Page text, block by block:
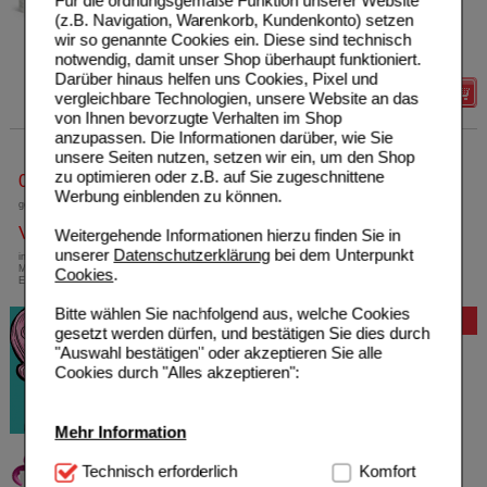
(z.B. Navigation, Warenkorb, Kundenkonto) setzen
wir so genannte Cookies ein. Diese sind technisch
notwendig, damit unser Shop überhaupt funktioniert.
Darüber hinaus helfen uns Cookies, Pixel und
vergleichbare Technologien, unsere Website an das
von Ihnen bevorzugte Verhalten im Shop
anzupassen. Die Informationen darüber, wie Sie
unsere Seiten nutzen, setzen wir ein, um den Shop
zu optimieren oder z.B. auf Sie zugeschnittene
Werbung einblenden zu können.
Weitergehende Informationen hierzu finden Sie in
unserer Datenschutzerklärungbei dem Unterpunkt
Cookies.
Bitte wählen Sie nachfolgend aus, welche Cookies
gesetzt werden dürfen, und bestätigen Sie dies durch
"Auswahl bestätigen" oder akzeptieren Sie alle
Cookies durch "Alles akzeptieren":
Mehr Information
Technisch Notwendig:Hierbei handelt es sich um
Technisch erforderlich Komfort
KG
16866718
2X180
St Tabletten
UVP
Unser Preis*
Sie sparen 27,61 €
Details
0800-10 11 422
gebührenfreie Rufnummer
Versandkostenfrei
innerhalb Deutschlands bei einem
Mindestbestellwert von 13,99 Euro oder bei
Einsendung eines Kassenrezeptes
Bewertung